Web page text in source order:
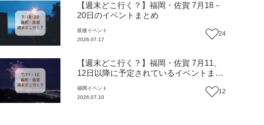
【週末どこ行く？】福岡・佐賀 7月18－
20日のイベントまとめ
筑後イベント
2026.07.17
24
【週末どこ行く？】福岡・佐賀 7月11、
12日以降に予定されているイベントまと
福岡 イベント
2026.07.10
12